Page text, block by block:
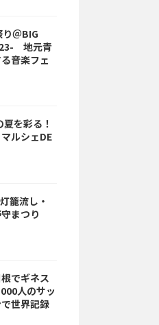
り＠BIG
地元青
音楽フェ
を彩る！
ルシェDE
籠流し・
まつり
でギネス
人のサッ
世界記録